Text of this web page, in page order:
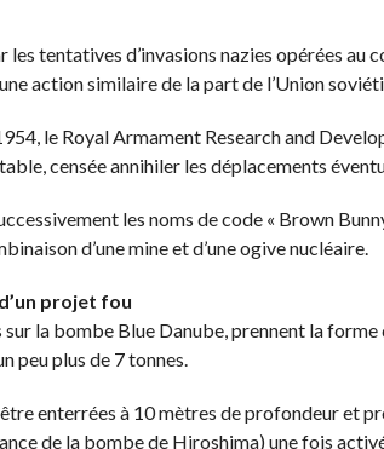
les tentatives d’invasions nazies opérées
action similaire de la part de l’Union
1954, le Royal Armament Research and
censée annihiler les déplacements
les noms de code « Brown
d’une mine et d’une ogive nucléaire.
projet fou
sur la bombe Blue Danube, prennent la
peu plus de 7 tonnes.
être enterrées à 10 mètres de profondeur et
de la bombe de Hiroshima) une fois